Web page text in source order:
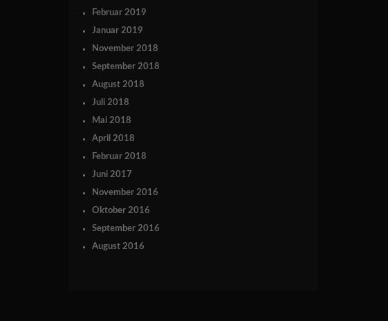
Februar 2019
Januar 2019
November 2018
September 2018
August 2018
Juli 2018
Mai 2018
April 2018
Februar 2018
Juni 2017
November 2016
Oktober 2016
September 2016
August 2016